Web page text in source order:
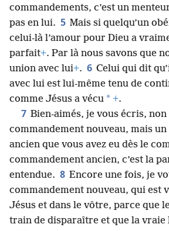
commandements, c’est un
pas en lui. 5 Mais si quelqu’un
celui-là l’amour pour Dieu a
parfait+. Par là nous savons que
union avec lui+. 6 Celui qui dit
avec lui est lui-même tenu de
comme Jésus a vécu * +.
7 Bien-aimés, je vous écris, non
commandement nouveau, mais
ancien que vous avez eu dès le
commandement ancien, c’est la
entendue. 8 Encore une fois, je
commandement nouveau, qui est
Jésus et dans le vôtre, parce que
train de disparaître et que la